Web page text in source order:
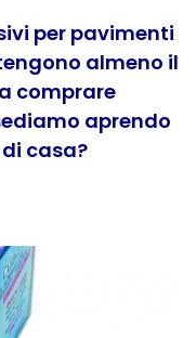
per pavimenti
almeno il
comprare
aprendo
casa?